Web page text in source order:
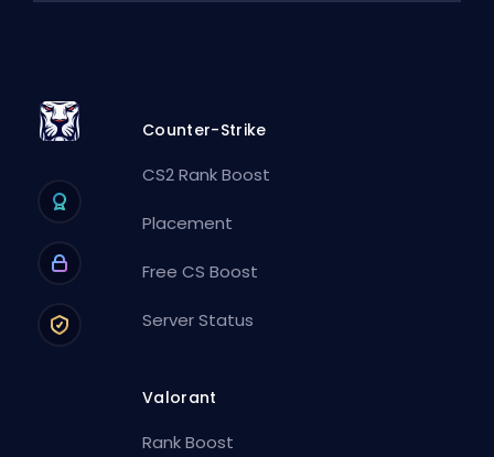
Counter-Strike
CS2 Rank Boost
Placement
Free CS Boost
Server Status
Valorant
Rank Boost